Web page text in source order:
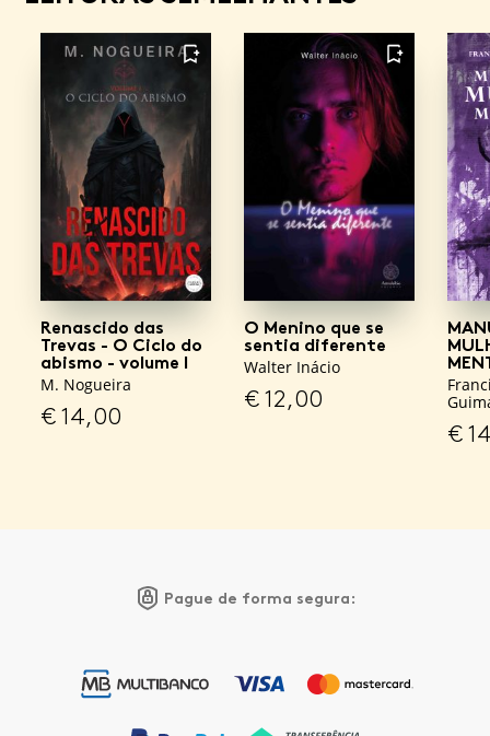
FAVORITO
Renascido das
Trevas - O Ciclo do
abismo - volume I
M. Nogueira
€14,00
FAVORITO
O Menino que se
sentia diferente
Walter Inácio
€12,00
€
Pague de forma segura: